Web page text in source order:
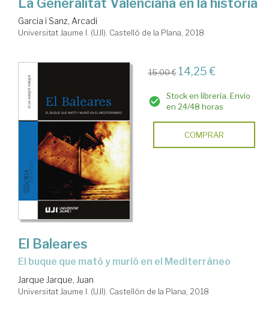
Garcia i Sanz, Arcadi
Universitat Jaume I. (UJI). Castelló de la Plana, 2018
15,00 € 14,25 €
Stock en librería. Envío
en 24/48 horas
COMPRAR
El Baleares
el buque que mató y murió en el Mediterráneo
Jarque Jarque, Juan
Universitat Jaume I. (UJI). Castellón de la Plana, 2018